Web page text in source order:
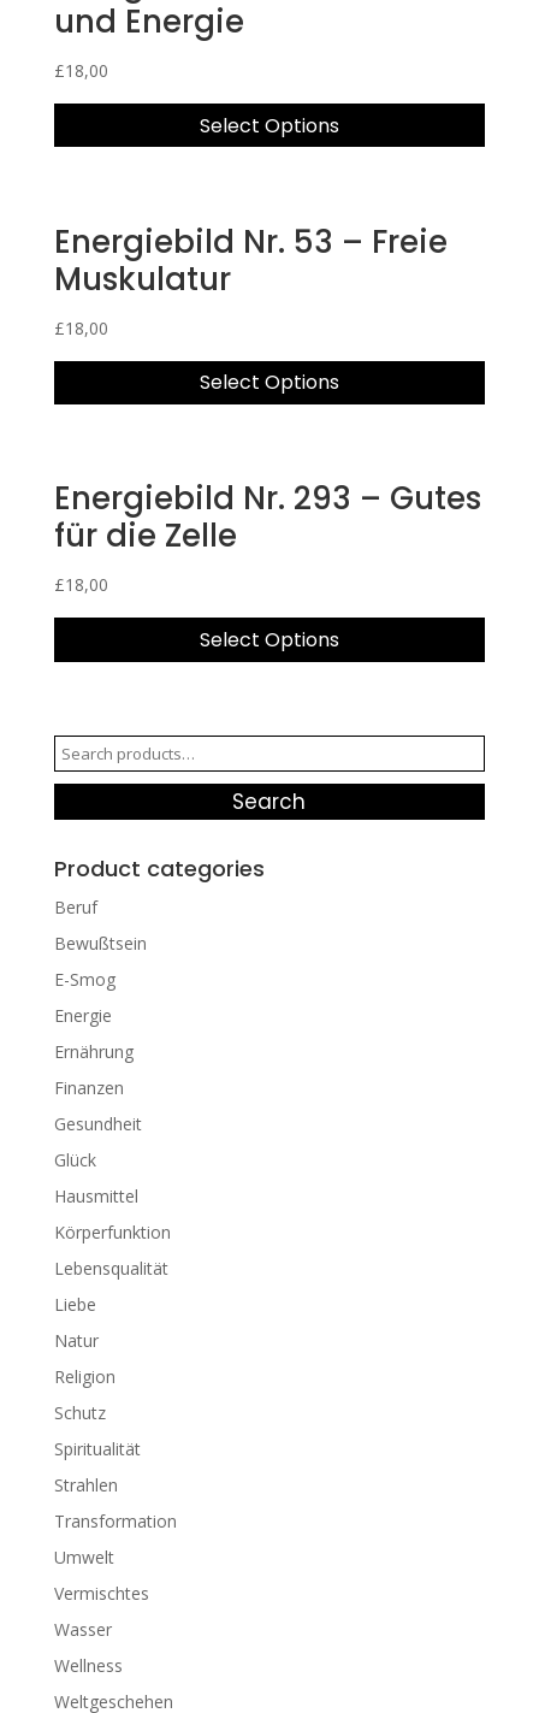
und Energie
£18,00
Select Options
Energiebild Nr. 53 – Freie
Muskulatur
£18,00
Select Options
Energiebild Nr. 293 – Gutes
für die Zelle
£18,00
Select Options
Search
for:
Search
Product categories
Beruf
Bewußtsein
E-Smog
Energie
Ernährung
Finanzen
Gesundheit
Glück
Hausmittel
Körperfunktion
Lebensqualität
Liebe
Natur
Religion
Schutz
Spiritualität
Strahlen
Transformation
Umwelt
Vermischtes
Wasser
Wellness
Weltgeschehen